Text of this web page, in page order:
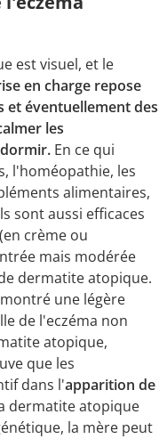
est visuel, et le
en charge repose
et éventuellement des
les
En ce qui
l'homéopathie, les
alimentaires,
sont aussi efficaces
crème ou
mais modérée
dermatite atopique.
une légère
de l'eczéma non
atopique,
que les
dans l'apparition de
dermatite atopique
la mère peut